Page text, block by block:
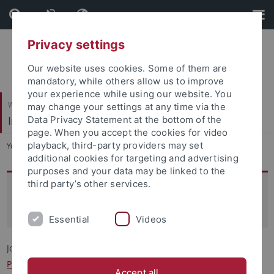
Skip
to
content
Skip
to
footer
Wirtschafts- und Sozialwissenschaftliche Fakultät
Institut für Rechtsextremismusforschung (IRex)
You are here: Startseite ... Team
Johanna Schiffner
Wissenschaftliche Mitarbeiterin
Johanna Schiffner ist wissenschaftliche Mitarbeiterin bei
Prof.*in Dr.*in Heike Radvan
im Rahmen des Verbundprojekts
Privacy settings
Our website uses cookies. Some of them are
mandatory, while others allow us to improve
your experience while using our website. You
may change your settings at any time via the
Data Privacy Statement at the bottom of the
page. When you accept the cookies for video
playback, third-party providers may set
additional cookies for targeting and advertising
purposes and your data may be linked to the
third party’s other services.
Essential Videos